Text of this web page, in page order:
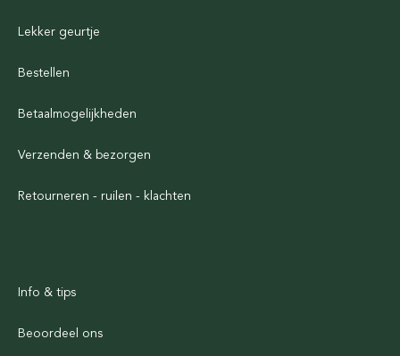
Lekker geurtje
Bestellen
Betaalmogelijkheden
Verzenden & bezorgen
Retourneren - ruilen - klachten
Info & tips
Beoordeel ons